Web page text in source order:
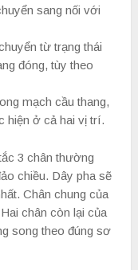
sang nối với
từ trạng thái
đóng, tùy theo
mạch cầu thang,
hiện ở cả hai vị trí.
3 chân thường
chiều. Dây pha sẽ
Chân chung của
chân còn lại của
song theo đúng sơ